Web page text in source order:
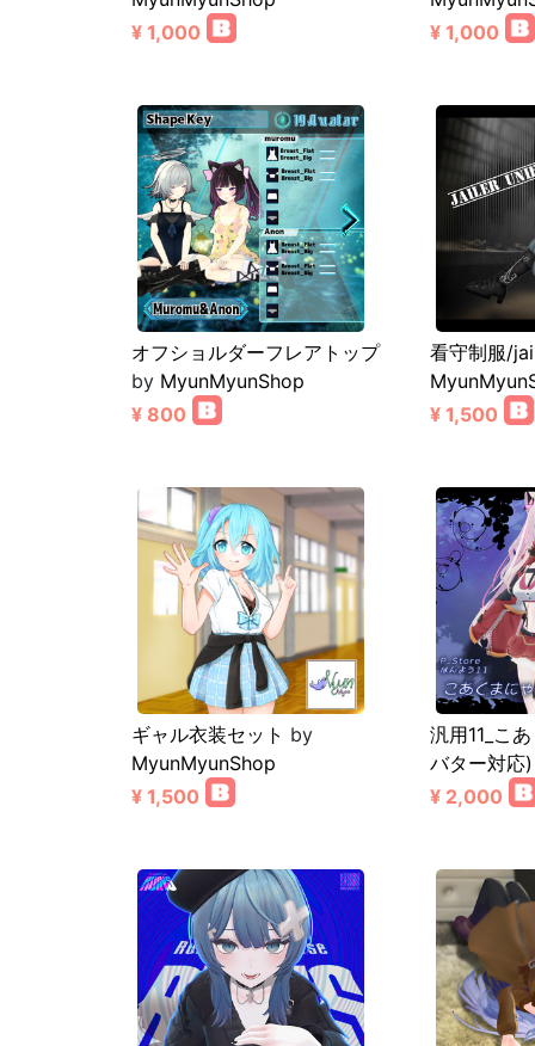
¥ 1,000
¥ 1,000
オフショルダーフレアトップ
by MyunMyunShop
¥ 800
看守制服/
¥ 1,500
ギャル衣装セット by
MyunMyunShop
¥ 1,500
汎用11_こ
バター対応)
¥ 2,000